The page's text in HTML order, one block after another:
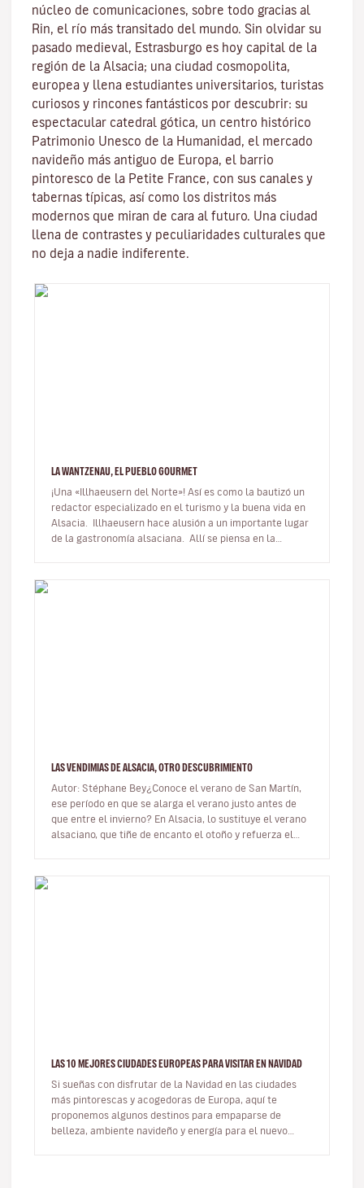
núcleo de comunicaciones, sobre todo gracias al
Rin, el río más transitado del mundo. Sin olvidar su
pasado medieval, Estrasburgo es hoy capital de la
región de la Alsacia; una ciudad cosmopolita,
europea y llena estudiantes universitarios, turistas
curiosos y rincones fantásticos por descubrir: su
espectacular catedral gótica, un centro histórico
Patrimonio Unesco de la Humanidad, el mercado
navideño más antiguo de Europa, el barrio
pintoresco de la Petite France, con sus canales y
tabernas típicas, así como los distritos más
modernos que miran de cara al futuro. Una ciudad
llena de contrastes y peculiaridades culturales que
no deja a nadie indiferente.
LA WANTZENAU, EL PUEBLO GOURMET
¡Una «Illhaeusern del Norte»! Así es como la bautizó un
redactor especializado en el turismo y la buena vida en
Alsacia. Illhaeusern hace alusión a un importante lugar
de la gastronomía alsaciana. Allí se piensa en la
LAS VENDIMIAS DE ALSACIA, OTRO DESCUBRIMIENTO
Autor: Stéphane Bey¿Conoce el verano de San Martín,
ese período en que se alarga el verano justo antes de
que entre el invierno? En Alsacia, lo sustituye el verano
alsaciano, que tiñe de encanto el otoño y refuerza el
LAS 10 MEJORES CIUDADES EUROPEAS PARA VISITAR EN NAVIDAD
Si sueñas con disfrutar de la Navidad en las ciudades
más pintorescas y acogedoras de Europa, aquí te
proponemos algunos destinos para empaparse de
belleza, ambiente navideño y energía para el nuevo